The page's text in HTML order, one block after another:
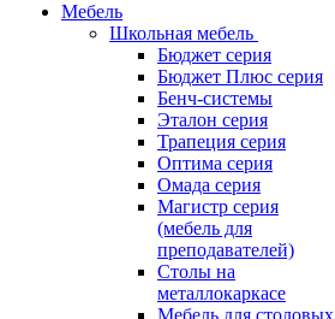
Мебель
Школьная мебель
Бюджет серия
Бюджет Плюс серия
Бенч-системы
Эталон серия
Трапеция серия
Оптима серия
Омада серия
Магистр серия
(мебель для
преподавателей)
Столы на
металлокаркасе
Мебель для столовых